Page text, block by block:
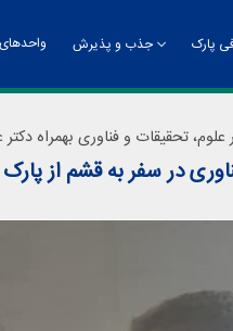
پارک جذب و پذیرش
تحقیقات و فناوری بهمراه
در سفر به قشم از